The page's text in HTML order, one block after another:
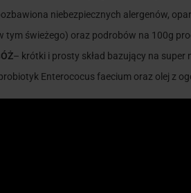
niebezpiecznych alergenów,
tym świeżego) oraz podrobów na 100g
– krótki i prosty skład bazujący na super
Enterococus faecium oraz olej z